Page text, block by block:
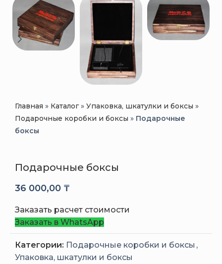
Главная » Каталог» Упаковка, шкатулки и боксы »
Подарочные коробки и боксы » Подарочные
боксы
Подарочные боксы
36 000,00 ₸
Заказать расчет стоимости
Заказать в WhatsApp
Категории: Подарочные коробки и боксы ,
Упаковка, шкатулки и боксы